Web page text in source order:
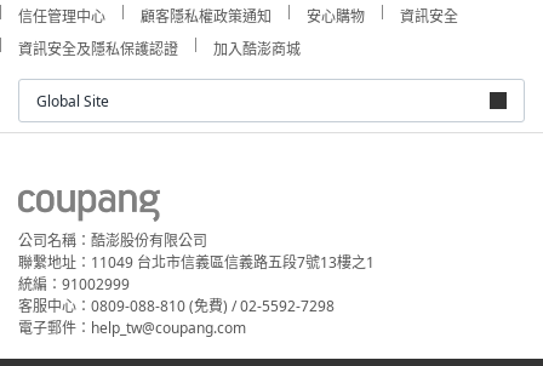
信任管理中心
顧客隱私權政策通知 安心購物
資訊安全
資訊安全及隱私保護認證
加入酷澎商城
Global Site
公司名稱：酷澎股份有限公司
聯繫地址：11049 台北市信義區信義路五段7號13樓之1
統編：91002999
客服中心：0809-088-810 (免費) / 02-5592-7298
電子郵件：help_tw@coupang.com